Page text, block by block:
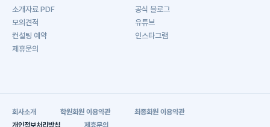
소개자료 PDF
모의견적
컨설팅 예약
제휴문의
공식 블로그
유튜브
인스타그램
회사소개 학원회원 이용약관
최종회원 이용약관
개인정보처리방침
제휴문의